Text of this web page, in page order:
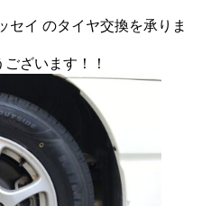
セイ のタイヤ交換を承りま
ざいます！！